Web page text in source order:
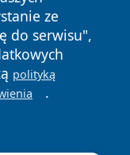
ze
do serwisu",
polityką
.
Polityka
Cookies